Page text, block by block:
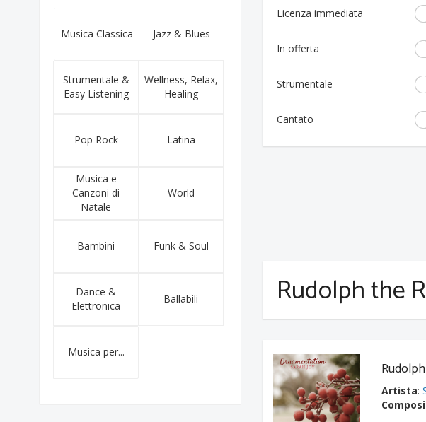
Musica Classica Jazz & Blues
Strumentale &
Easy Listening
Wellness, Relax,
Healing
Pop Rock Latina
Musica e
Canzoni di
Natale
World
Bambini Funk & Soul
Dance &
Elettronica
Ballabili
Musica per...
Licenza immediata
In offerta
Strumentale
Cantato
Rudolph the
Artista: